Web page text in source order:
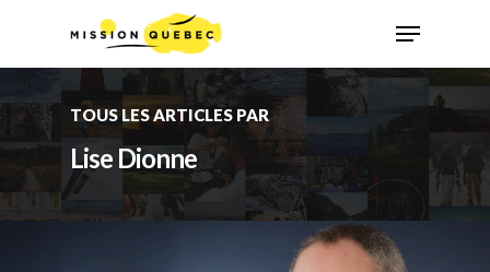
TOUS LES ARTICLES PAR
Lise Dionne